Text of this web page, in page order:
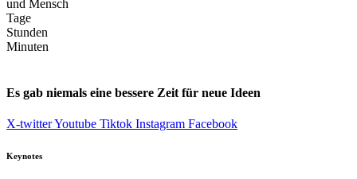
Tage
Stunden
Minuten
Es gab niemals eine bessere Zeit für neue Ideen
X-twitterYoutube Tiktok Instagram Facebook
Keynotes